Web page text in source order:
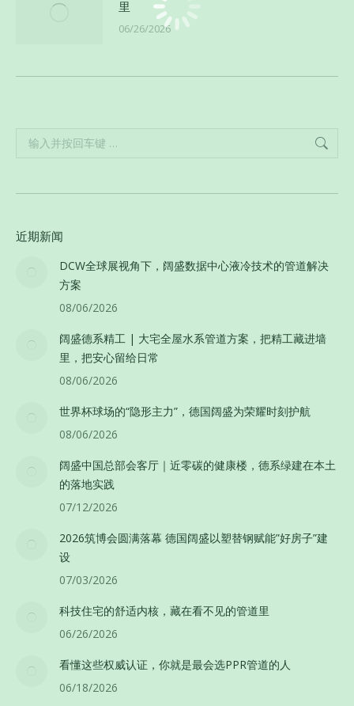
里
06/26/2026
Search:
近期新闻
DCW全球展视角下，阔盛数据中心液冷技术的管道解决
方案
08/06/2026
阔盛德系精工 | 大宅全屋水系管道方案，把精工藏进墙
里，把安心留给日常
08/06/2026
世界杯球场的“隐形主力”，德国阔盛为荣耀时刻护航
08/06/2026
阔盛中国总部会客厅｜近零碳的健康楼，德系绿建在本土
的落地实践
07/12/2026
2026筑博会圆满落幕 德国阔盛以塑替钢赋能”好房子”建
设
07/03/2026
科技住宅的舒适内核，藏在看不见的管道里
06/26/2026
看懂这些权威认证，你就是最会选PPR管道的人
06/18/2026